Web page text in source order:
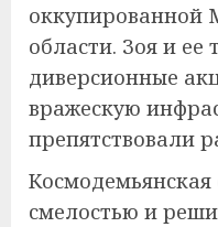
оккупированной
области. Зоя и
диверсионные
вражескую
препятствовали
Космодемьянская
смелостью и